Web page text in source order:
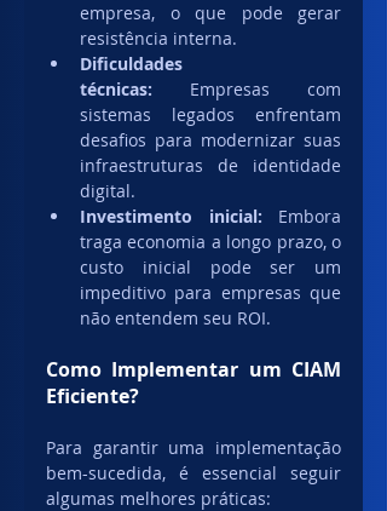
empresa, o que pode gerar
resistência interna.
Dificuldades
técnicas: Empresas com
sistemas legados enfrentam
desafios para modernizar suas
infraestruturas de identidade
digital.
Investimento inicial: Embora
traga economia a longo prazo, o
custo inicial pode ser um
impeditivo para empresas que
não entendem seu ROI.
Como Implementar um CIAM
Eficiente?
Para garantir uma implementação
bem-sucedida, é essencial seguir
algumas melhores práticas: